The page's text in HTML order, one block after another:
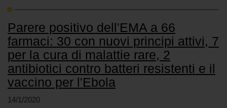
Parere positivo dell'EMA a 66
farmaci: 30 con nuovi principi attivi, 7
per la cura di malattie rare, 2
antibiotici contro batteri resistenti e il
vaccino per l'Ebola
14/1/2020